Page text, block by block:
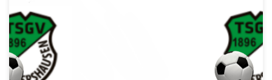
Hallo Miteinander, in unserer Fußball-Jugend ist in den letzten
Monaten viel passiert. Nach unserer Neuausrichtung im Sommer
hatten wir den Fokus auf ein einheitliches Bild gelegt. Im nächsten
Schritt möchten wir für die Kinder die Trainingsmöglichkeiten
verbessern. Da unsere Ausrüstung schon ein wenig in die Jahre